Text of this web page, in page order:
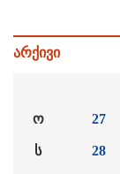
არქივი
ო
ს
27
28